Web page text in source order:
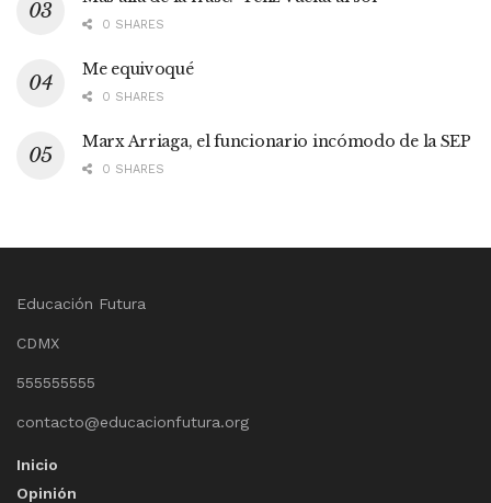
0 SHARES
Me equivoqué
0 SHARES
Marx Arriaga, el funcionario incómodo de la SEP
0 SHARES
Educación Futura
CDMX
555555555
contacto@educacionfutura.org
Inicio
Opinión